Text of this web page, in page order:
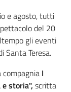
e agosto, tutti
del 20
gli eventi
Santa Teresa.
compagnia I
storia", scritta